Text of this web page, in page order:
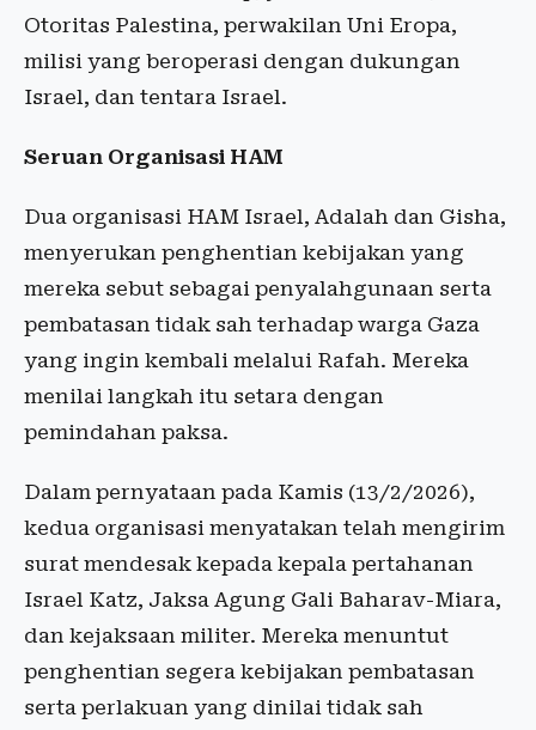
Otoritas Palestina, perwakilan Uni Eropa,
milisi yang beroperasi dengan dukungan
Israel, dan tentara Israel.
Seruan Organisasi HAM
Dua organisasi HAM Israel, Adalah dan Gisha,
menyerukan penghentian kebijakan yang
mereka sebut sebagai penyalahgunaan serta
pembatasan tidak sah terhadap warga Gaza
yang ingin kembali melalui Rafah. Mereka
menilai langkah itu setara dengan
pemindahan paksa.
Dalam pernyataan pada Kamis (13/2/2026),
kedua organisasi menyatakan telah mengirim
surat mendesak kepada kepala pertahanan
Israel Katz, Jaksa Agung Gali Baharav-Miara,
dan kejaksaan militer. Mereka menuntut
penghentian segera kebijakan pembatasan
serta perlakuan yang dinilai tidak sah